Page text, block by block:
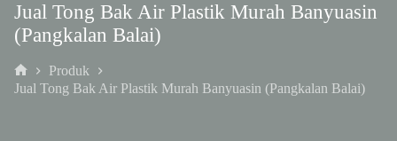
Jual Tong Bak Air Plastik Murah Banyuasin
(Pangkalan Balai)
Home
Produk
Jual Tong Bak Air Plastik Murah Banyuasin (Pangkalan Balai)